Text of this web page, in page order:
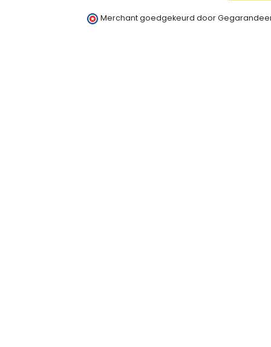
Merchant goedgekeurd door